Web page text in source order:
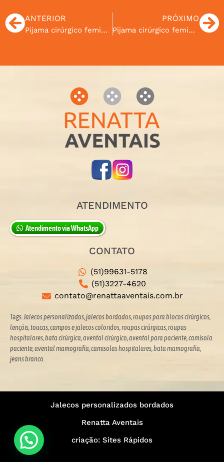
ANTERIOR
Pijama cirúrgico feminino frente cinza e cachorrinhos nas laterais cod.02
PRÓXIMO
Pijama cirúrgico feminino frente gatinhos e laterais cinza cod.04
ATENDIMENTO
Atendimento via WhatsApp
CONTATO
(51)99631-5178
(51)3227-4620
contato@renattaaventais.com.br
Tags:Jalecos personalizados, jalecos bordados, roupas para blocos cirúrgicos,
lençóis, toucas, campos e jalecos coloridos,roupas cirúrgicas, roupas
hospitalares, bata cirúrgica, avental cirúrgico, avental para paciente, camisola
paciente, avental mamografia, camisolas hospitalares, bata mamografia,
jeans branco.
Jalecos personalizados bordados
Renatta Aventais
criação: Sites Rápidos